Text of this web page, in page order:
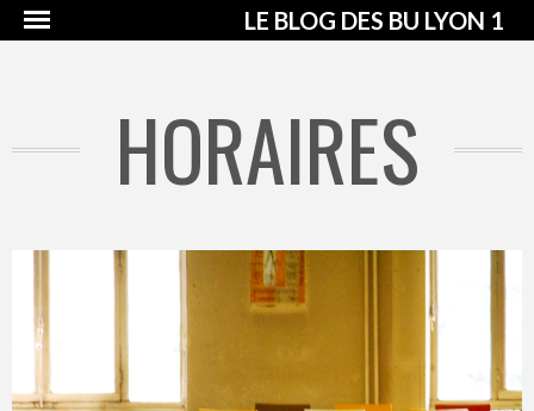
LE BLOG DES BU LYON 1
HORAIRES